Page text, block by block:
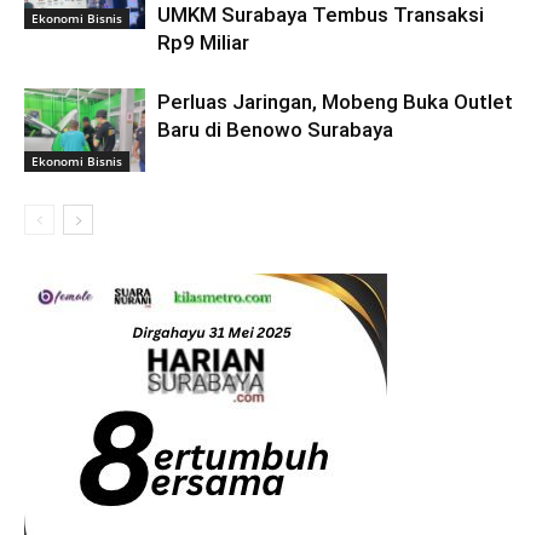
Ekonomi Bisnis
UMKM Surabaya Tembus Transaksi
Rp9 Miliar
Ekonomi Bisnis
Perluas Jaringan, Mobeng Buka Outlet
Baru di Benowo Surabaya